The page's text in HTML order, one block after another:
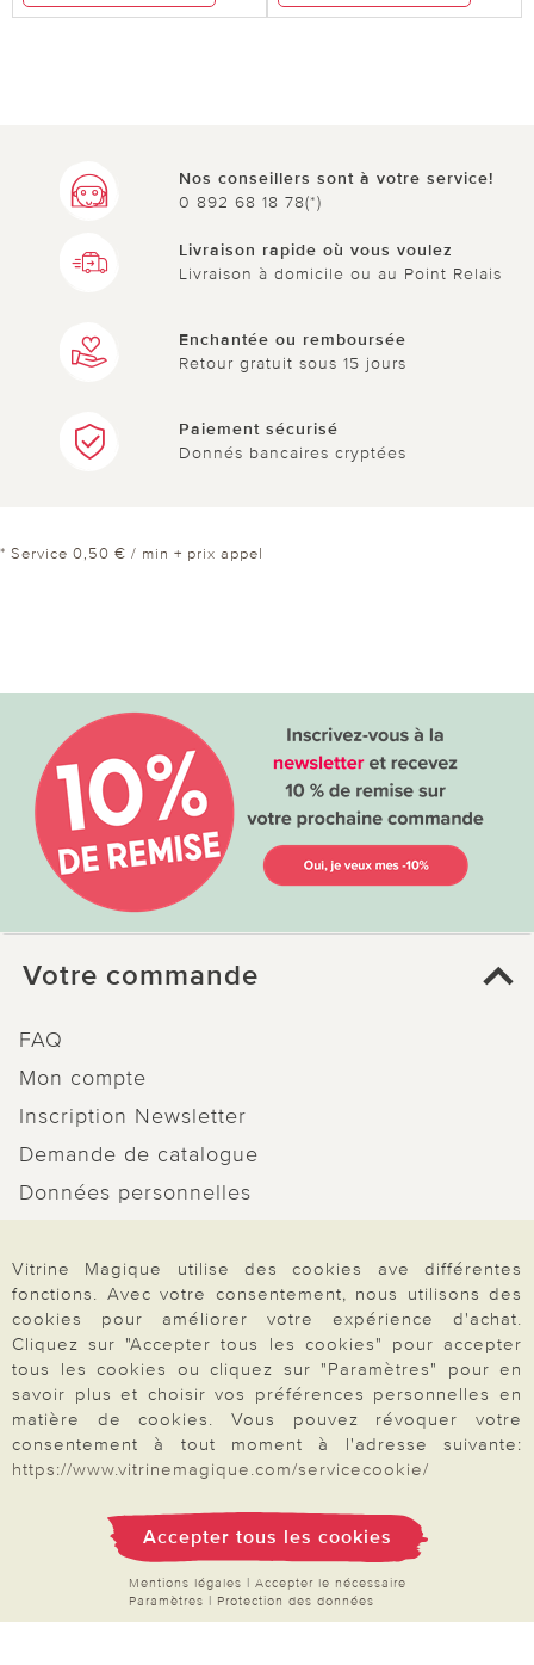
Nos conseillers sont à votre service!
0 892 68 18 78(*)
Livraison rapide où vous voulez
Livraison à domicile ou au Point Relais
Enchantée ou remboursée
Retour gratuit sous 15 jours
Paiement sécurisé
Donnés bancaires cryptées
* Service 0,50 € / min + prix appel
Votre commande
FAQ
Mon compte
Inscription Newsletter
Demande de catalogue
Données personnelles
Rétractation
Paiement & Livraison
Besoin d'aide?
Vitrine Magique utilise des cookies ave différentes
fonctions. Avec votre consentement, nous utilisons des
cookies pour améliorer votre expérience d'achat.
Cliquez sur "Accepter tous les cookies" pour accepter
tous les cookies ou cliquez sur "Paramètres" pour en
savoir plus et choisir vos préférences personnelles en
matière de cookies. Vous pouvez révoquer votre
consentement à tout moment à l'adresse suivante:
https://www.vitrinemagique.com/servicecookie/
Accepter tous les cookies
Mentions légales | Accepter le nécessaire
Paramètres | Protection des données